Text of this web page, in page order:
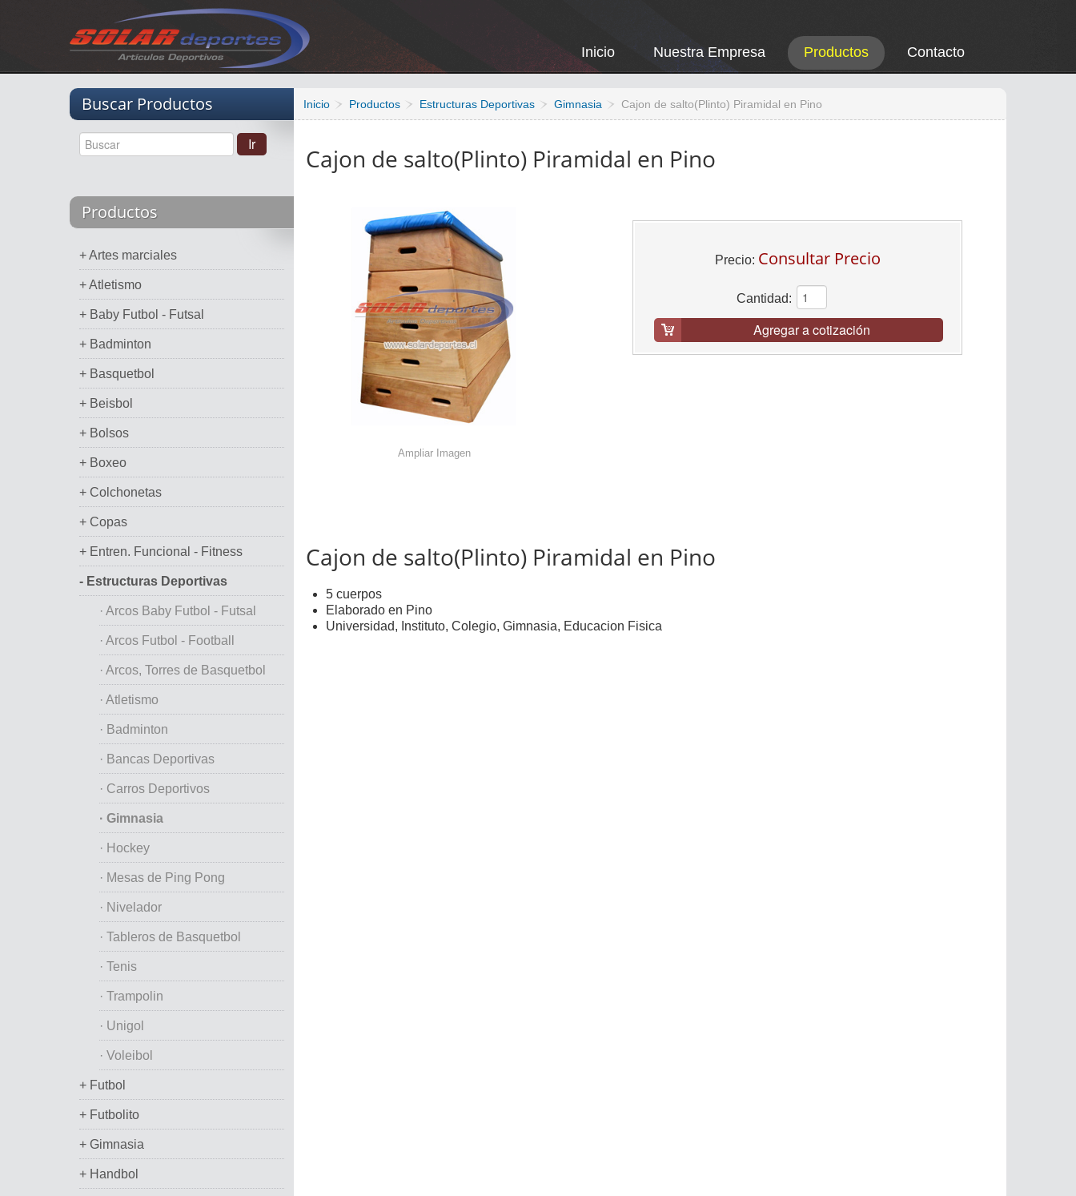
Inicio Nuestra Empresa Productos Contacto
Buscar Productos
Productos
+ Artes marciales
+ Atletismo
+ Baby Futbol - Futsal
+ Badminton
+ Basquetbol
+ Beisbol
+ Bolsos
+ Boxeo
+ Colchonetas
+ Copas
+ Entren. Funcional - Fitness
- Estructuras Deportivas
· Arcos Baby Futbol - Futsal
· Arcos Futbol - Football
· Arcos, Torres de Basquetbol
· Atletismo
· Badminton
· Bancas Deportivas
· Carros Deportivos
· Gimnasia
· Hockey
· Mesas de Ping Pong
· Nivelador
· Tableros de Basquetbol
· Tenis
· Trampolin
· Unigol
· Voleibol
+ Futbol
+ Futbolito
+ Gimnasia
+ Handbol
Inicio Productos Estructuras Deportivas Gimnasia Cajon de salto(Plinto) Piramidal en Pino
Cajon de salto(Plinto) Piramidal en Pino
Precio: Consultar Precio
Cantidad:
Agregar a cotización
Ampliar Imagen
Cajon de salto(Plinto) Piramidal en Pino
5 cuerpos
Elaborado en Pino
Universidad, Instituto, Colegio, Gimnasia, Educacion Fisica